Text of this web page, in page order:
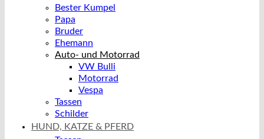
Bester Kumpel
Papa
Bruder
Ehemann
Auto- und Motorrad
VW Bulli
Motorrad
Vespa
Tassen
Schilder
HUND, KATZE & PFERD